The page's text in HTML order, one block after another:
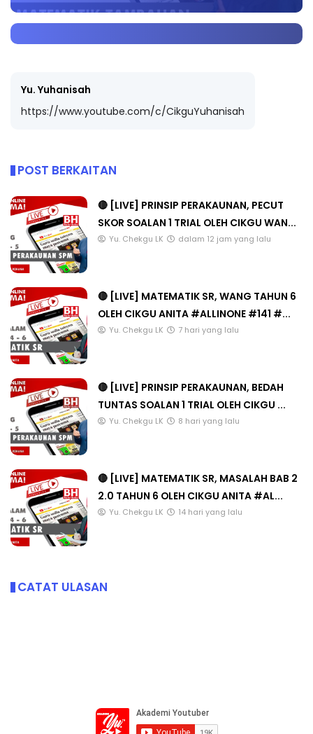
Yu. Yuhanisah
https://www.youtube.com/c/CikguYuhanisah
POST BERKAITAN
🔴 [LIVE] PRINSIP PERAKAUNAN, PECUT
SKOR SOALAN 1 TRIAL OLEH CIKGU WAN...
Yu. Chekgu LK dalam 12 jam yang lalu
🔴 [LIVE] MATEMATIK SR, WANG TAHUN 6
OLEH CIKGU ANITA #ALLINONE #141 #...
Yu. Chekgu LK 7 hari yang lalu
🔴 [LIVE] PRINSIP PERAKAUNAN, BEDAH
TUNTAS SOALAN 1 TRIAL OLEH CIKGU ...
Yu. Chekgu LK 8 hari yang lalu
🔴 [LIVE] MATEMATIK SR, MASALAH BAB 2
2.0 TAHUN 6 OLEH CIKGU ANITA #AL...
Yu. Chekgu LK 14 hari yang lalu
CATAT ULASAN